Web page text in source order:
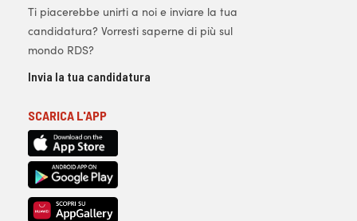
Ti piacerebbe unirti a noi e inviare la tua
candidatura? Vorresti saperne di più sul
mondo RDS?
Invia la tua candidatura
SCARICA L'APP